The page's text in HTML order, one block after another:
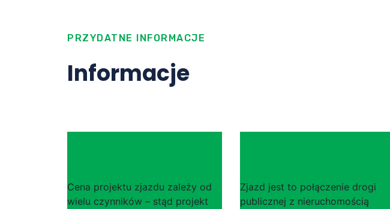
PRZYDATNE INFORMACJE
Informacje
Cena projektu zjazdu zależy od
wielu czynników – stąd projekt
Zjazd jest to połączenie drogi
publicznej z nieruchomością